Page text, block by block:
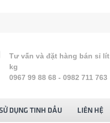
Tư vấn và đặt hàng bán sỉ lít
kg
0967 99 88 68 - 0982 711 763
DỤNG TINH DẦU LIÊN HỆ